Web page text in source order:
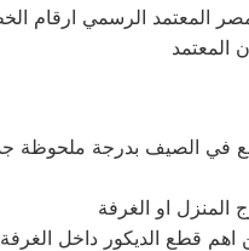
المعتمد الرسمي ارقام
في الصيف بدرجة ملحوظة جدا
المنزل او الغرفة
اهم قطع الديكور داخل